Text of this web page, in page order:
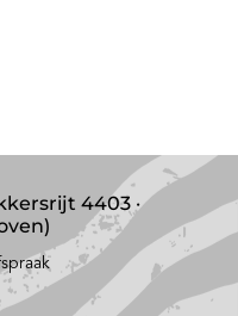
4403 ·